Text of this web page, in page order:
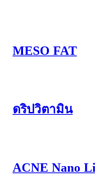
MESO FAT
ดริปวิตามิน
ACNE Nano